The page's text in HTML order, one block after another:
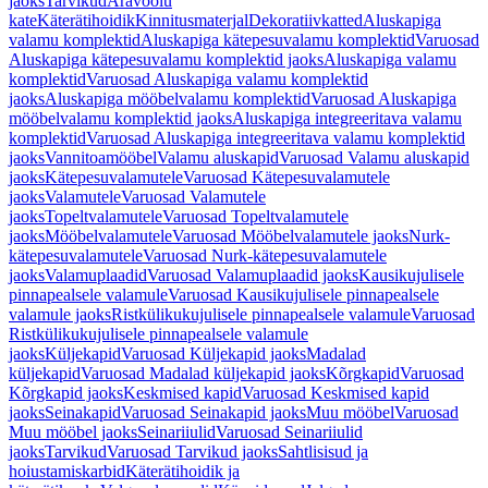
kateKäterätihoidikKinnitusmaterjalDekoratiivkattedAluskapiga
valamu komplektidAluskapiga kätepesuvalamu komplektidVaruosad
Aluskapiga kätepesuvalamu komplektid jaoksAluskapiga valamu
komplektidVaruosad Aluskapiga valamu komplektid
jaoksAluskapiga mööbelvalamu komplektidVaruosad Aluskapiga
mööbelvalamu komplektid jaoksAluskapiga integreeritava valamu
komplektidVaruosad Aluskapiga integreeritava valamu komplektid
jaoksVannitoamööbelValamu aluskapidVaruosad Valamu aluskapid
jaoksKätepesuvalamuteleVaruosad Kätepesuvalamutele
jaoksValamuteleVaruosad Valamutele
jaoksTopeltvalamuteleVaruosad Topeltvalamutele
jaoksMööbelvalamuteleVaruosad Mööbelvalamutele jaoksNurk-
kätepesuvalamuteleVaruosad Nurk-kätepesuvalamutele
jaoksValamuplaadidVaruosad Valamuplaadid jaoksKausikujulisele
pinnapealsele valamuleVaruosad Kausikujulisele pinnapealsele
valamule jaoksRistkülikukujulisele pinnapealsele valamuleVaruosad
Ristkülikukujulisele pinnapealsele valamule
jaoksKüljekapidVaruosad Küljekapid jaoksMadalad
küljekapidVaruosad Madalad küljekapid jaoksKõrgkapidVaruosad
Kõrgkapid jaoksKeskmised kapidVaruosad Keskmised kapid
jaoksSeinakapidVaruosad Seinakapid jaoksMuu mööbelVaruosad
Muu mööbel jaoksSeinariiulidVaruosad Seinariiulid
jaoksTarvikudVaruosad Tarvikud jaoksSahtlisisud ja
hoiustamiskarbidKäterätihoidik ja